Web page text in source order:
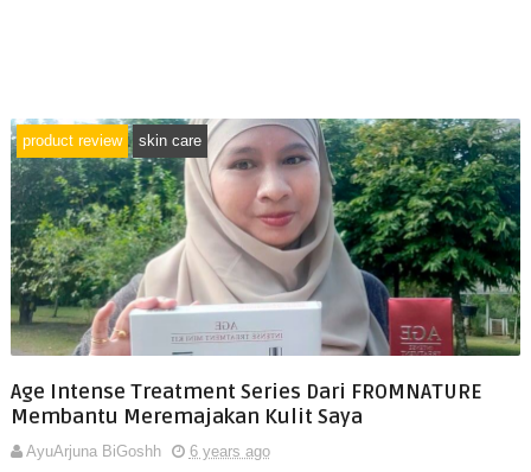
product review skin care
Age Intense Treatment Series Dari FROMNATURE
Membantu Meremajakan Kulit Saya
AyuArjuna BiGoshh
6 years ago